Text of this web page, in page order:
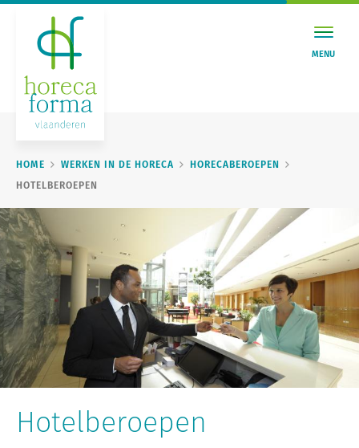
MENU
HOME WERKEN IN DE HORECA
HORECABEROEPEN
HOTELBEROEPEN
Hotelberoepen